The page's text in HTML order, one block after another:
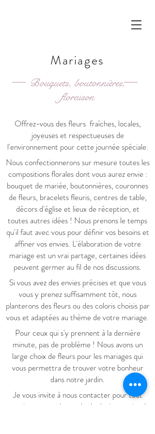
Mariages
Bouquets, boutonnières,
floraison
Offrez-vous des fleurs fraîches, locales,
joyeuses et respectueuses de
l'environnement pour cette journée spéciale.
Nous confectionnerons sur mesure toutes les
compositions florales dont vous aurez envie :
bouquet de mariée, boutonnières, couronnes
de fleurs, bracelets fleuris, centres de table,
décors d'église et lieux de réception, et
toutes autres idées ! Nous prenons le temps
qu'il faut avec vous pour définir vos besoins et
affiner vos envies. L'élaboration de votre
mariage est un vrai partage, certaines idées
peuvent germer au fil de nos discussions.
Si vous avez des envies précises et que vous
vous y prenez suffisamment tôt, nous
planterons des fleurs ou des coloris choisis par
vous et adaptées au thème de votre mariage.
Pour ceux qui s'y prennent à la dernière
minute, pas de problème ! Nous avons un
large choix de fleurs pour les mariages qui
vous permettra de trouver votre bonheur
dans notre jardin.
Je vous invite à nous contacter pour tout
renseignement, demande de devis ou prise de